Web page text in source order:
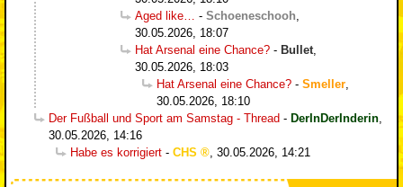
Aged like…
- Schoeneschooh
30.05.2026, 18:07
Hat Arsenal eine Chance? - Bullet
30.05.2026, 18:03
Hat Arsenal eine Chance? - Smeller
30.05.2026, 18:10
Der Fußball und Sport am Samstag - Thread - DerInDerInderin
30.05.2026, 14:16
Habe es korrigiert - CHS 30.05.2026, 14:21